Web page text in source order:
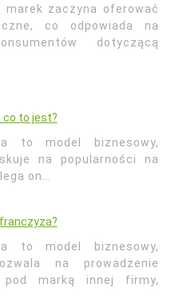
zaczyna oferować
co odpowiada na
dotyczącą
co to jest?
to model biznesowy,
na popularności na
on…
to model biznesowy,
na prowadzenie
pod marką innej firmy,